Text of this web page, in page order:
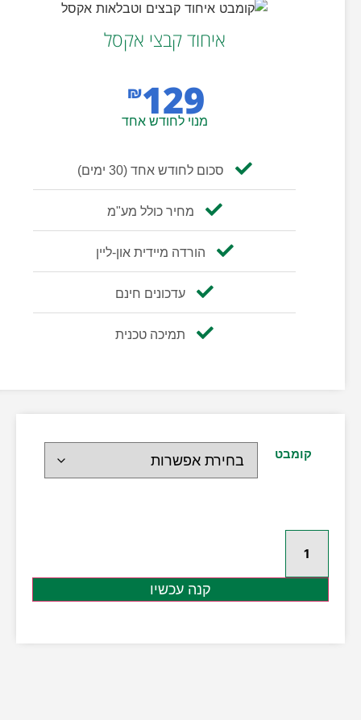
איחוד קבצי אקסל
₪129
מנוי לחודש אחד
סכום לחודש אחד (30 ימים)
מחיר כולל מע"מ
הורדה מיידית און-ליין
עדכונים חינם
תמיכה טכנית
קומבט
קנה עכשיו